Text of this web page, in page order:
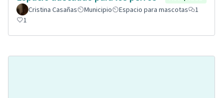
Cristina Casañas
Municipio Espacio para mascotas
1
1